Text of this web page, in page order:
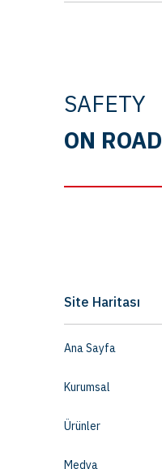
SAFETY
ON ROAD
Site Haritası
Ana Sayfa
Kurumsal
Ürünler
Medya